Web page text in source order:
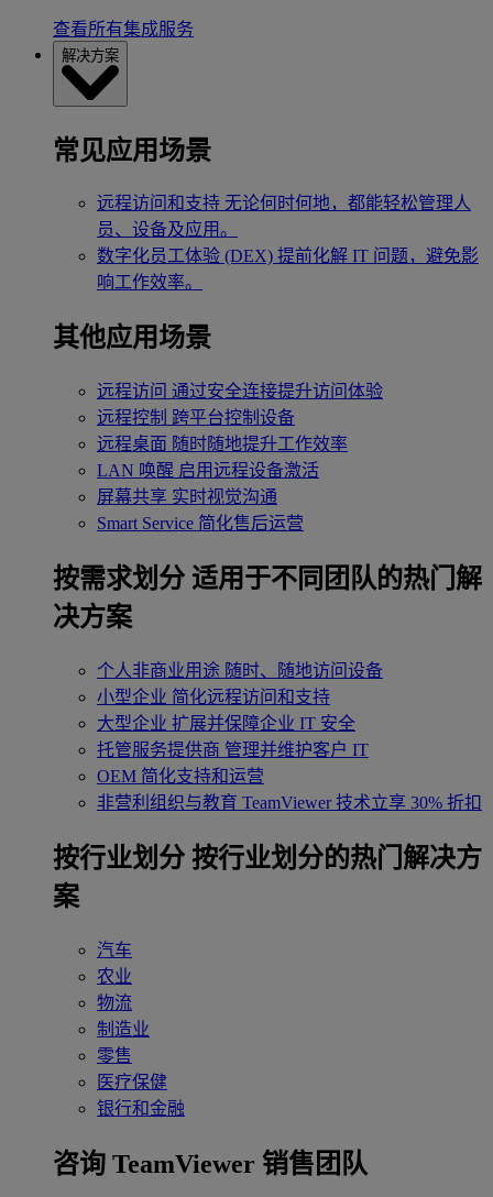
查看所有集成服务
解决方案
常见应用场景
远程访问和支持 无论何时何地，都能轻松管理人
员、设备及应用。
数字化员工体验 (DEX) 提前化解 IT 问题，避免影
响工作效率。
其他应用场景
远程访问 通过安全连接提升访问体验
远程控制 跨平台控制设备
远程桌面 随时随地提升工作效率
LAN 唤醒 启用远程设备激活
屏幕共享 实时视觉沟通
Smart Service 简化售后运营
按需求划分 适用于不同团队的热门解
决方案
个人非商业用途 随时、随地访问设备
小型企业 简化远程访问和支持
大型企业 扩展并保障企业 IT 安全
托管服务提供商 管理并维护客户 IT
OEM 简化支持和运营
非营利组织与教育 TeamViewer 技术立享 30% 折扣
‌按行业划分 按行业划分的热门解决方
案
汽车
农业
物流
制造业
零售
医疗保健
银行和金融
咨询 TeamViewer 销售团队